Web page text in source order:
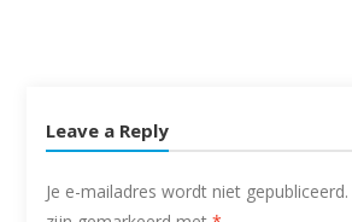
Leave a Reply
Je e-mailadres wordt niet gepubliceerd.